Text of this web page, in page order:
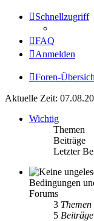
Schnellzugriff
FAQ
Anmelden
Foren-
Aktuelle Zeit:
Wichtig
Themen
Beiträge
Letzter
Bedingungen
Forums
3 Themen
5 Beiträge